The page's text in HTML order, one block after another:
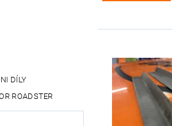
DÍLY
ROADSTER